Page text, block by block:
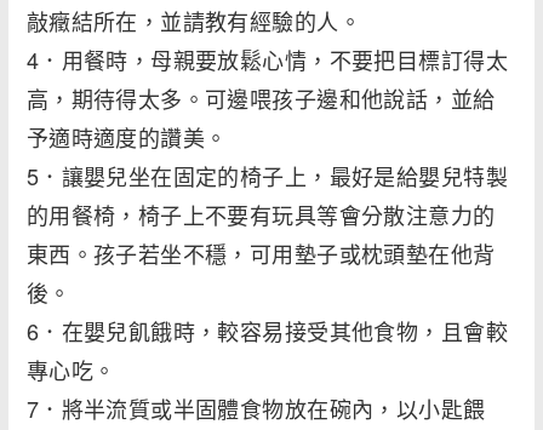
敲癥結所在，並請教有經驗的人。
4．用餐時，母親要放鬆心情，不要把目標訂得太
高，期待得太多。可邊喂孩子邊和他說話，並給
予適時適度的讚美。
5．讓嬰兒坐在固定的椅子上，最好是給嬰兒特製
的用餐椅，椅子上不要有玩具等會分散注意力的
東西。孩子若坐不穩，可用墊子或枕頭墊在他背
後。
6．在嬰兒飢餓時，較容易接受其他食物，且會較
專心吃。
7．將半流質或半固體食物放在碗內，以小匙餵